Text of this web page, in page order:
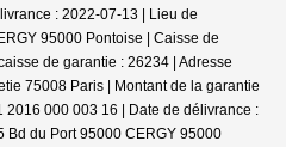
: 2022-07-13 | Lieu de
95000 Pontoise | Caisse de
de garantie : 26234 | Adresse
75008 Paris | Montant de la garantie
2016 000 003 16 | Date de délivrance :
du Port 95000 CERGY 95000